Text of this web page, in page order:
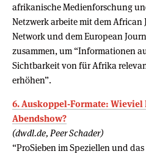
afrikanische Medienforschung
Netzwerk arbeite mit dem African
Network und dem European
zusammen, um “Informationen
Sichtbarkeit von für Afrika
erhöhen”.
6. Auskoppel-Formate: Wieviel
Abendshow?
(dwdl.de, Peer Schader)
“ProSieben im Speziellen und